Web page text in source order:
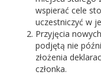
wspierać cele
uczestniczyć w
Przyjęcia
podjętą nie
złożenia
członka.